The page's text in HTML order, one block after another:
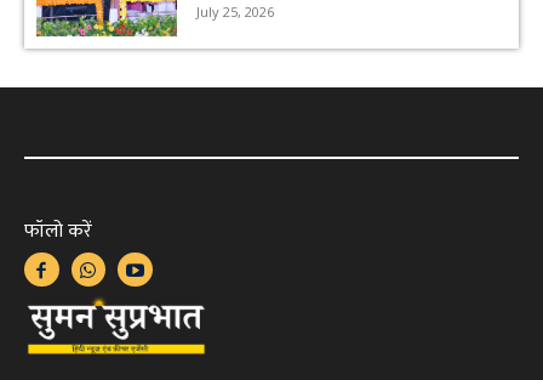
July 25, 2026
फॉलो करें